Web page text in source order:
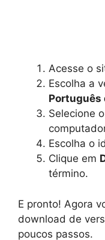
Acesse o
Escolha a
Português
Selecione
Escolha o
Clique em
término.
E pronto! Agora
download de
poucos passos.